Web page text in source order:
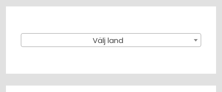
Välj land